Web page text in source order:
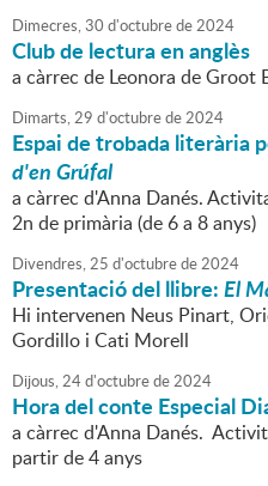
Dimecres,30 d'octubrede2024
Club de lectura en anglès
a càrrec de Leonora de Groot
Dimarts,29 d'octubrede2024
Espai de trobada literària
d'en Grúfal
a càrrec d'Anna Danés.
2n de primària (de 6 a 8 anys)
Divendres,25 d'octubrede2024
Presentació del llibre:El
Hi intervenen Neus Pinart,
Gordillo i Cati Morell
Dijous,24d'octubrede2024
Hora del conte Especial
a càrrec d'Anna Danés.
partir de 4 anys